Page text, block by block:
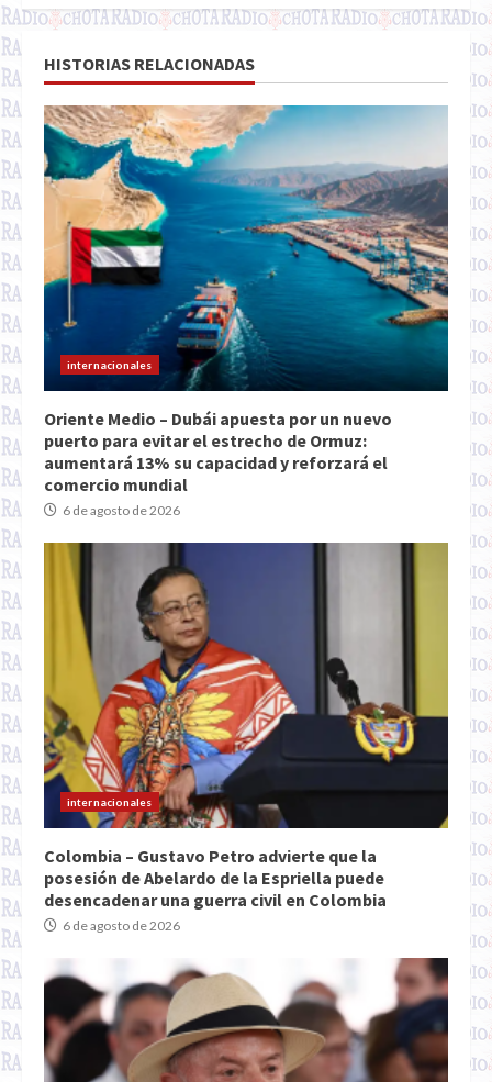
HISTORIAS RELACIONADAS
internacionales
Oriente Medio – Dubái apuesta por un nuevo
puerto para evitar el estrecho de Ormuz:
aumentará 13% su capacidad y reforzará el
comercio mundial
6 de agosto de 2026
internacionales
Colombia – Gustavo Petro advierte que la
posesión de Abelardo de la Espriella puede
desencadenar una guerra civil en Colombia
6 de agosto de 2026